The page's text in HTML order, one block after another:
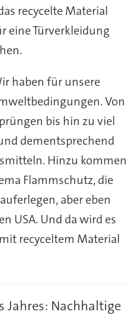
recycelte Material
eine Türverkleidung
haben für unsere
Von
bis hin zu viel
dementsprechend
Hinzu kommen
Flammschutz, die
aber eben
USA. Und da wird es
recyceltem Material
Jahres: Nachhaltige